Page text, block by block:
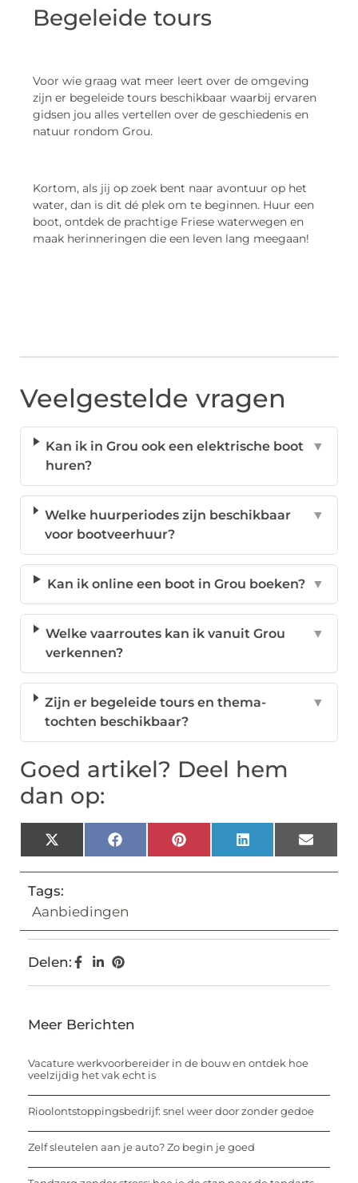
Begeleide tours
Voor wie graag wat meer leert over de omgeving
zijn er begeleide tours beschikbaar waarbij ervaren
gidsen jou alles vertellen over de geschiedenis en
natuur rondom Grou.
Kortom, als jij op zoek bent naar avontuur op het
water, dan is dit dé plek om te beginnen. Huur een
boot, ontdek de prachtige Friese waterwegen en
maak herinneringen die een leven lang meegaan!
Veelgestelde vragen
Kan ik in Grou ook een elektrische boot
huren?
▼
Welke huurperiodes zijn beschikbaar
voor bootveerhuur?
▼
Kan ik online een boot in Grou boeken? ▼
Welke vaarroutes kan ik vanuit Grou
verkennen?
▼
Zijn er begeleide tours en thema-
tochten beschikbaar?
▼
Goed artikel? Deel hem
dan op:
X
(Twitter)
FacebookPinterestLinkedIn Email
Tags:
Aanbiedingen
Delen:
Meer Berichten
Vacature werkvoorbereider in de bouw en ontdek hoe
veelzijdig het vak echt is
Rioolontstoppingsbedrijf: snel weer door zonder gedoe
Zelf sleutelen aan je auto? Zo begin je goed